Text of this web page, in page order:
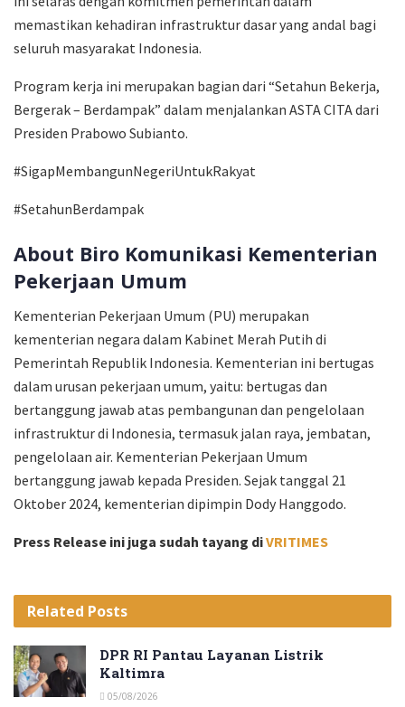
memastikan kehadiran infrastruktur dasar yang andal bagi
seluruh masyarakat Indonesia.
Program kerja ini merupakan bagian dari “Setahun Bekerja,
Bergerak – Berdampak” dalam menjalankan ASTA CITA dari
Presiden Prabowo Subianto.
#SigapMembangunNegeriUntukRakyat
#SetahunBerdampak
About Biro Komunikasi Kementerian
Pekerjaan Umum
Kementerian Pekerjaan Umum (PU) merupakan
kementerian negara dalam Kabinet Merah Putih di
Pemerintah Republik Indonesia. Kementerian ini bertugas
dalam urusan pekerjaan umum, yaitu: bertugas dan
bertanggung jawab atas pembangunan dan pengelolaan
infrastruktur di Indonesia, termasuk jalan raya, jembatan,
pengelolaan air. Kementerian Pekerjaan Umum
bertanggung jawab kepada Presiden. Sejak tanggal 21
Oktober 2024, kementerian dipimpin Dody Hanggodo.
Press Release ini juga sudah tayang diVRITIMES
Related Posts
DPR RI Pantau Layanan Listrik
Kaltimra
05/08/2026